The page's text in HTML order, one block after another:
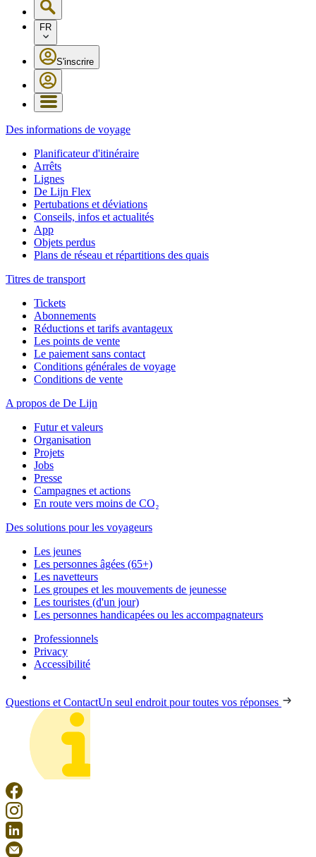
FR
S'inscrire
Des informations de voyage
Planificateur d'itinéraire
Arrêts
Lignes
De Lijn Flex
Pertubations et déviations
Conseils, infos et actualités
App
Objets perdus
Plans de réseau et répartitions des quais
Titres de transport
Tickets
Abonnements
Réductions et tarifs avantageux
Les points de vente
Le paiement sans contact
Conditions générales de voyage
Conditions de vente
A propos de De Lijn
Futur et valeurs
Organisation
Projets
Jobs
Presse
Campagnes et actions
En route vers moins de CO₂
Des solutions pour les voyageurs
Les jeunes
Les personnes âgées (65+)
Les navetteurs
Les groupes et les mouvements de jeunesse
Les touristes (d'un jour)
Les personnes handicapées ou les accompagnateurs
Professionnels
Privacy
Accessibilité
Questions et ContactUn seul endroit pour toutes vos réponses